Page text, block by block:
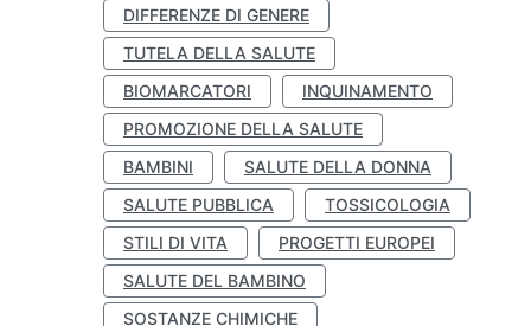
DIFFERENZE DI GENERE
TUTELA DELLA SALUTE
BIOMARCATORI
INQUINAMENTO
PROMOZIONE DELLA SALUTE
BAMBINI
SALUTE DELLA DONNA
SALUTE PUBBLICA
TOSSICOLOGIA
STILI DI VITA
PROGETTI EUROPEI
SALUTE DEL BAMBINO
SOSTANZE CHIMICHE